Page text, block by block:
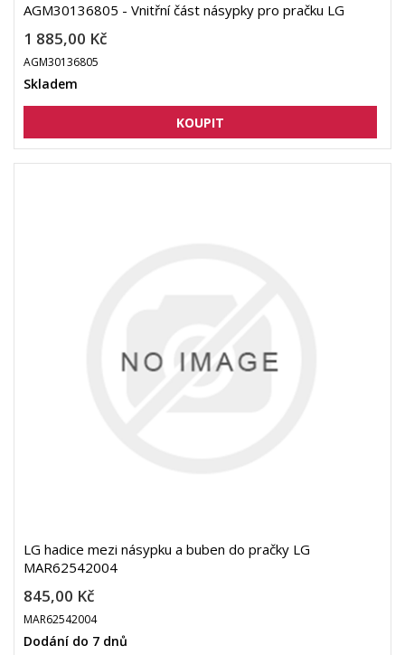
AGM30136805 - Vnitřní část násypky pro pračku LG
1 885,00 Kč
AGM30136805
Skladem
LG hadice mezi násypku a buben do pračky LG
MAR62542004
845,00 Kč
MAR62542004
Dodání do 7 dnů